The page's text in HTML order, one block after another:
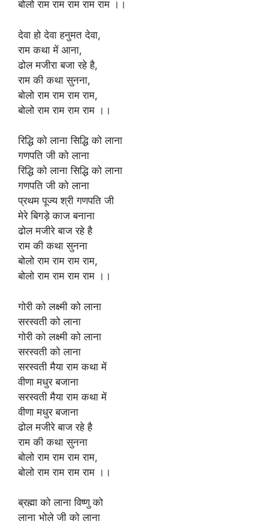
बोलो राम राम राम राम राम ।।
देवा हो देवा हनुमत देवा,
राम कथा में आना,
ढोल मजीरा बजा रहे है,
राम की कथा सुनना,
बोलो राम राम राम राम,
बोलो राम राम राम राम ।।
रिद्धि को लाना सिद्धि को लाना
गणपति जी को लाना
रिद्धि को लाना सिद्धि को लाना
गणपति जी को लाना
प्रथम पूज्य श्री गणपति जी
मेरे बिगड़े काज बनाना
ढोल मजीरे बाज रहे है
राम की कथा सुनना
बोलो राम राम राम राम,
बोलो राम राम राम राम ।।
गोरी को लक्ष्मी को लाना
सरस्वती को लाना
गोरी को लक्ष्मी को लाना
सरस्वती को लाना
सरस्वती मैया राम कथा में
वीणा मधुर बजाना
सरस्वती मैया राम कथा में
वीणा मधुर बजाना
ढोल मजीरे बाज रहे है
राम की कथा सुनना
बोलो राम राम राम राम,
बोलो राम राम राम राम ।।
ब्रह्मा को लाना विष्णु को
लाना भोले जी को लाना